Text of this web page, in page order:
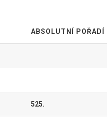
ABSOLUTNÍ POŘADÍ
525.